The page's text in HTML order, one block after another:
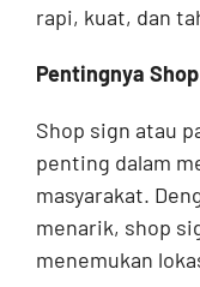
rapi, kuat, dan
Pentingnya
Shop sign atau
penting dalam
masyarakat.
menarik, shop
menemukan